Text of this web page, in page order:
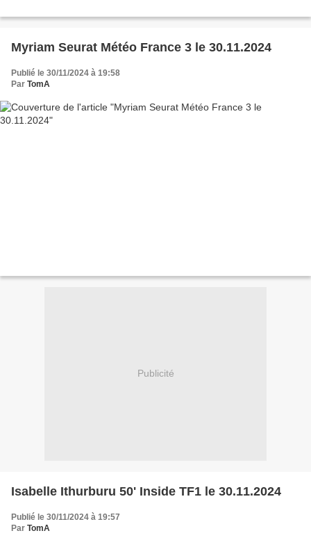
Myriam Seurat Météo France 3 le 30.11.2024
Publié le 30/11/2024 à 19:58
Par TomA
Publicité
Isabelle Ithurburu 50' Inside TF1 le 30.11.2024
Publié le 30/11/2024 à 19:57
Par TomA